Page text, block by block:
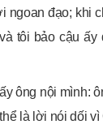
ngoan đạo; khi
tôi bảo cậu ấy
ông nội mình:
là lời nói dối vì